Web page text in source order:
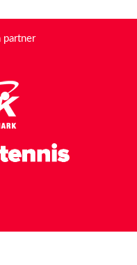
partner